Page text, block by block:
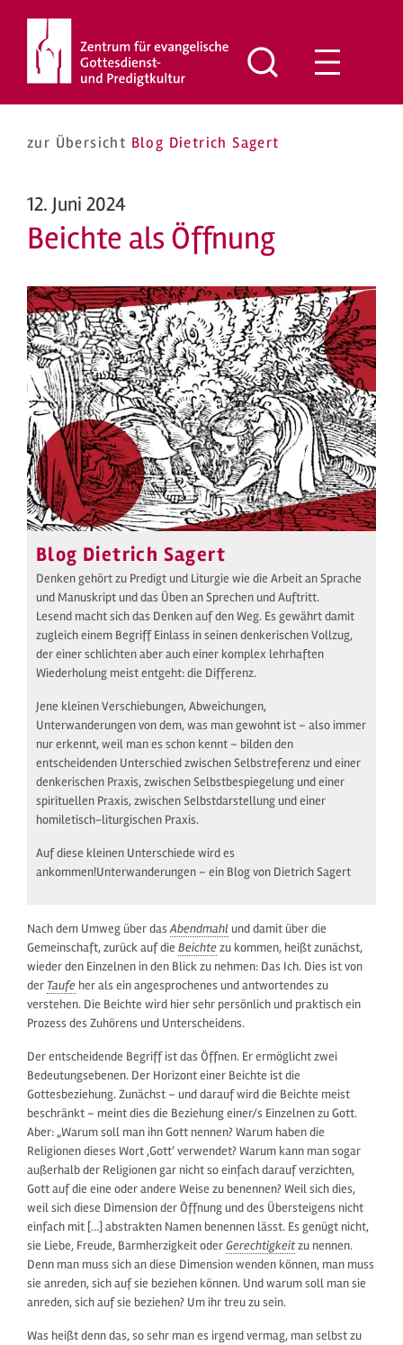
springen
zur Übersicht Blog Dietrich Sagert
12. Juni 2024
Beichte als Öffnung
Blog Dietrich Sagert
Denken gehört zu Predigt und Liturgie wie die Arbeit an Sprache
und Manuskript und das Üben an Sprechen und Auftritt.
Lesend macht sich das Denken auf den Weg. Es gewährt damit
zugleich einem Begriff Einlass in seinen denkerischen Vollzug,
der einer schlichten aber auch einer komplex lehrhaften
Wiederholung meist entgeht: die Differenz.
Jene kleinen Verschiebungen, Abweichungen,
Unterwanderungen von dem, was man gewohnt ist – also immer
nur erkennt, weil man es schon kennt – bilden den
entscheidenden Unterschied zwischen Selbstreferenz und einer
denkerischen Praxis, zwischen Selbstbespiegelung und einer
spirituellen Praxis, zwischen Selbstdarstellung und einer
homiletisch-liturgischen Praxis.
Auf diese kleinen Unterschiede wird es
ankommen!Unterwanderungen – ein Blog von Dietrich Sagert
Nach dem Umweg über dasAbendmahl und damit über die
Gemeinschaft, zurück auf die Beichtezu kommen, heißt zunächst,
wieder den Einzelnen in den Blick zu nehmen: Das Ich. Dies ist von
der Taufe her als ein angesprochenes und antwortendes zu
verstehen. Die Beichte wird hier sehr persönlich und praktisch ein
Prozess des Zuhörens und Unterscheidens.
Der entscheidende Begriff ist das Öffnen. Er ermöglicht zwei
Bedeutungsebenen. Der Horizont einer Beichte ist die
Gottesbeziehung. Zunächst – und darauf wird die Beichte meist
beschränkt – meint dies die Beziehung einer/s Einzelnen zu Gott.
Aber: „Warum soll man ihn Gott nennen? Warum haben die
Religionen dieses Wort ‚Gott‘ verwendet? Warum kann man sogar
außerhalb der Religionen gar nicht so einfach darauf verzichten,
Gott auf die eine oder andere Weise zu benennen? Weil sich dies,
weil sich diese Dimension der Öffnung und des Übersteigens nicht
einfach mit […] abstrakten Namen benennen lässt. Es genügt nicht,
sie Liebe, Freude, Barmherzigkeit oderGerechtigkeitzu nennen.
Denn man muss sich an diese Dimension wenden können, man muss
sie anreden, sich auf sie beziehen können. Und warum soll man sie
anreden, sich auf sie beziehen? Um ihr treu zu sein.
Was heißt denn das, so sehr man es irgend vermag, man selbst zu